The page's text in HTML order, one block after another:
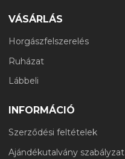
VÁSÁRLÁS
Horgászfelszerelés
Ruházat
Lábbeli
INFORMÁCIÓ
Szerződési feltételek
Ajándékutalvány szabályzat